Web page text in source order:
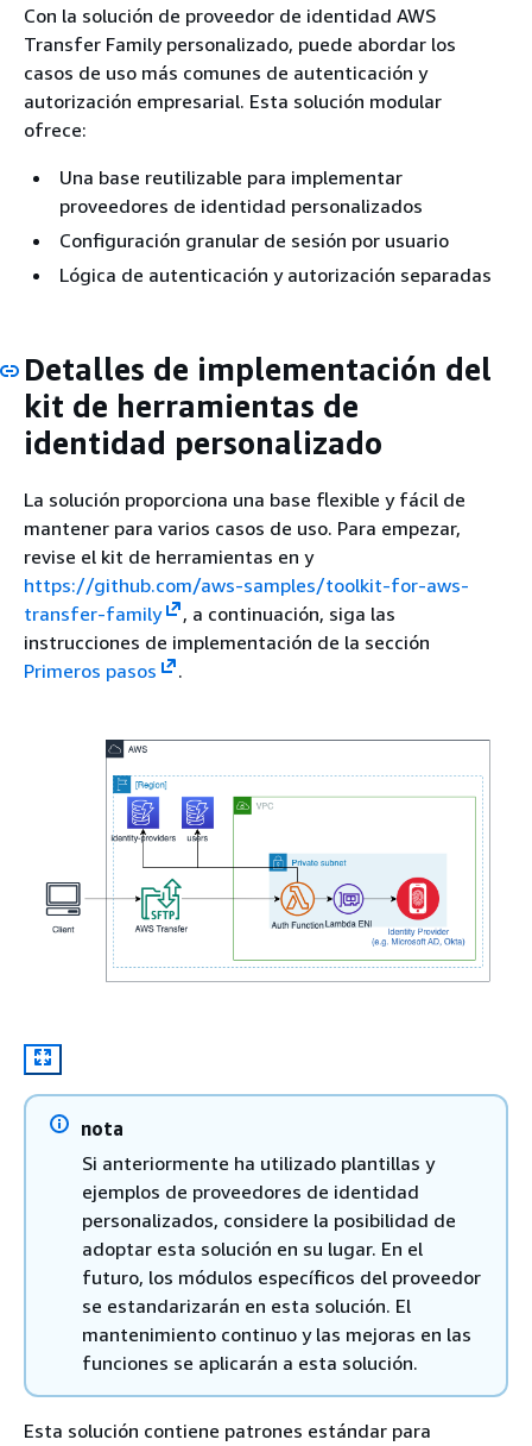
Con la solución de proveedor de identidad AWS
Transfer Family personalizado, puede abordar los
casos de uso más comunes de autenticación y
autorización empresarial. Esta solución modular
ofrece:
Una base reutilizable para implementar
proveedores de identidad personalizados
Configuración granular de sesión por usuario
Lógica de autenticación y autorización separadas
Detalles de implementación del
kit de herramientas de
identidad personalizado
La solución proporciona una base flexible y fácil de
mantener para varios casos de uso. Para empezar,
revise el kit de herramientas en y
https://github.com/aws-samples/toolkit-for-aws-
transfer-family
, a continuación, siga las
instrucciones de implementación de la sección
Primeros pasos
.
nota
Si anteriormente ha utilizado plantillas y
ejemplos de proveedores de identidad
personalizados, considere la posibilidad de
adoptar esta solución en su lugar. En el
futuro, los módulos específicos del proveedor
se estandarizarán en esta solución. El
mantenimiento continuo y las mejoras en las
funciones se aplicarán a esta solución.
Esta solución contiene patrones estándar para